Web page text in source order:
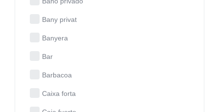
Bany privat
Banyera
Bar
Barbacoa
Caixa forta